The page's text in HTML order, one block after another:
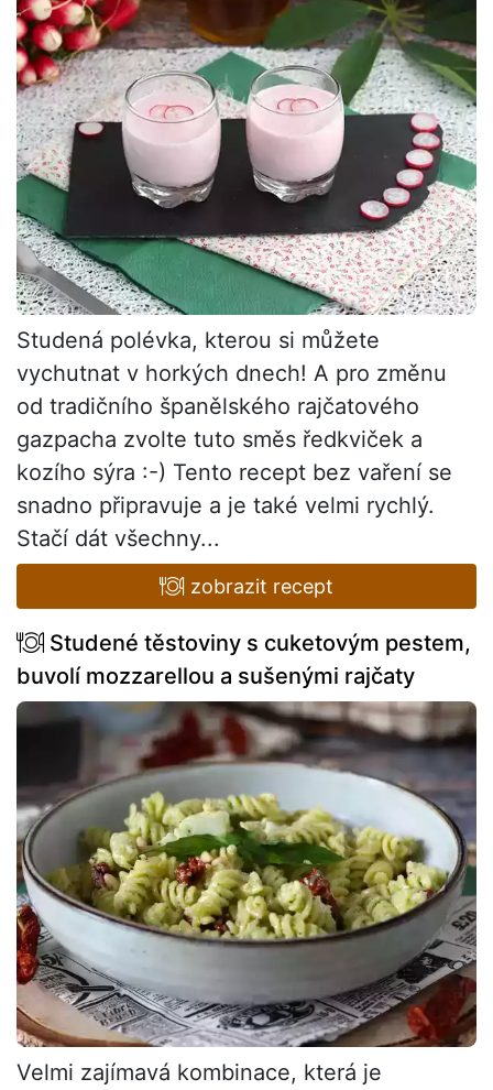
Studená polévka, kterou si můžete
vychutnat v horkých dnech! A pro změnu
od tradičního španělského rajčatového
gazpacha zvolte tuto směs ředkviček a
kozího sýra :-) Tento recept bez vaření se
snadno připravuje a je také velmi rychlý.
Stačí dát všechny...
zobrazit recept
Studené těstoviny s cuketovým pestem,
buvolí mozzarellou a sušenými rajčaty
Velmi zajímavá kombinace, která je